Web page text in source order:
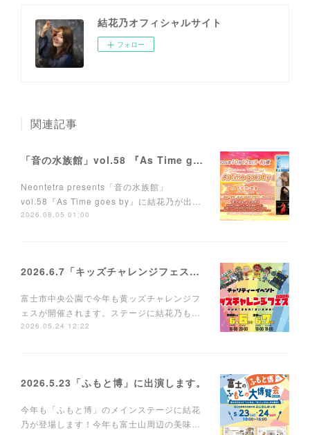
結花乃オフィシャルサイト
フォロー
関連記事
「音の水族館」vol.58 『As Time goes by』に出演します。
Neontetra presents「音の水族館」
vol.58『As Time goes by』に結花乃が出…
2026.08.05 01:00
2026.6.7「キッズチャレンジフェス」に出演します。
富士市中央公園で今年も黄ッズチャレンジフ
ェスが開催されます。ステージに結花乃も…
2026.05.24 12:22
2026.5.23「ふもと博」に出演します。
今年も「ふもと博」のメインステージに結花
乃が登場します！今年も富士山周辺の美味…